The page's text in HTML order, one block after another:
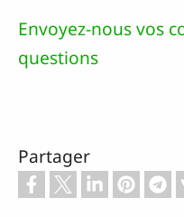
Envoyez-nous vos
questions
Partager